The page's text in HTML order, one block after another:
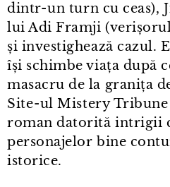
dintr⁠-⁠un turn cu ceas),
lui Adi Framji
și investighează cazul.
își schimbe viața după
masacru de la granița
Site⁠-⁠ul Mistery Tribune
roman datorită intrigii
personajelor bine
istorice.